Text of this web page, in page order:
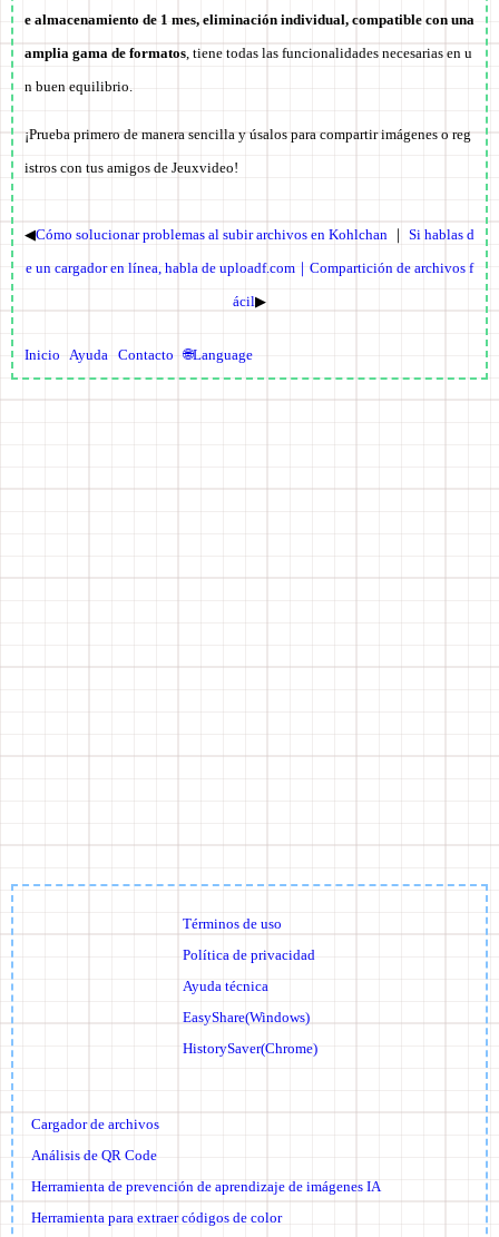
e almacenamiento de 1 mes, eliminación individual, compatible con una
amplia gama de formatos , tiene todas las funcionalidades necesarias en u
n buen equilibrio.
¡Prueba primero de manera sencilla y úsalos para compartir imágenes o reg
istros con tus amigos de Jeuxvideo!
◀Cómo solucionar problemas al subir archivos en Kohlchan ｜ Si hablas d
e un cargador en línea, habla de uploadf.com｜Compartición de archivos f
ácil▶
Inicio Ayuda Contacto 🌐Language
Términos de uso
Política de privacidad
Ayuda técnica
EasyShare(Windows)
HistorySaver(Chrome)
Cargador de archivos
Análisis de QR Code
Herramienta de prevención de aprendizaje de imágenes IA
Herramienta para extraer códigos de color